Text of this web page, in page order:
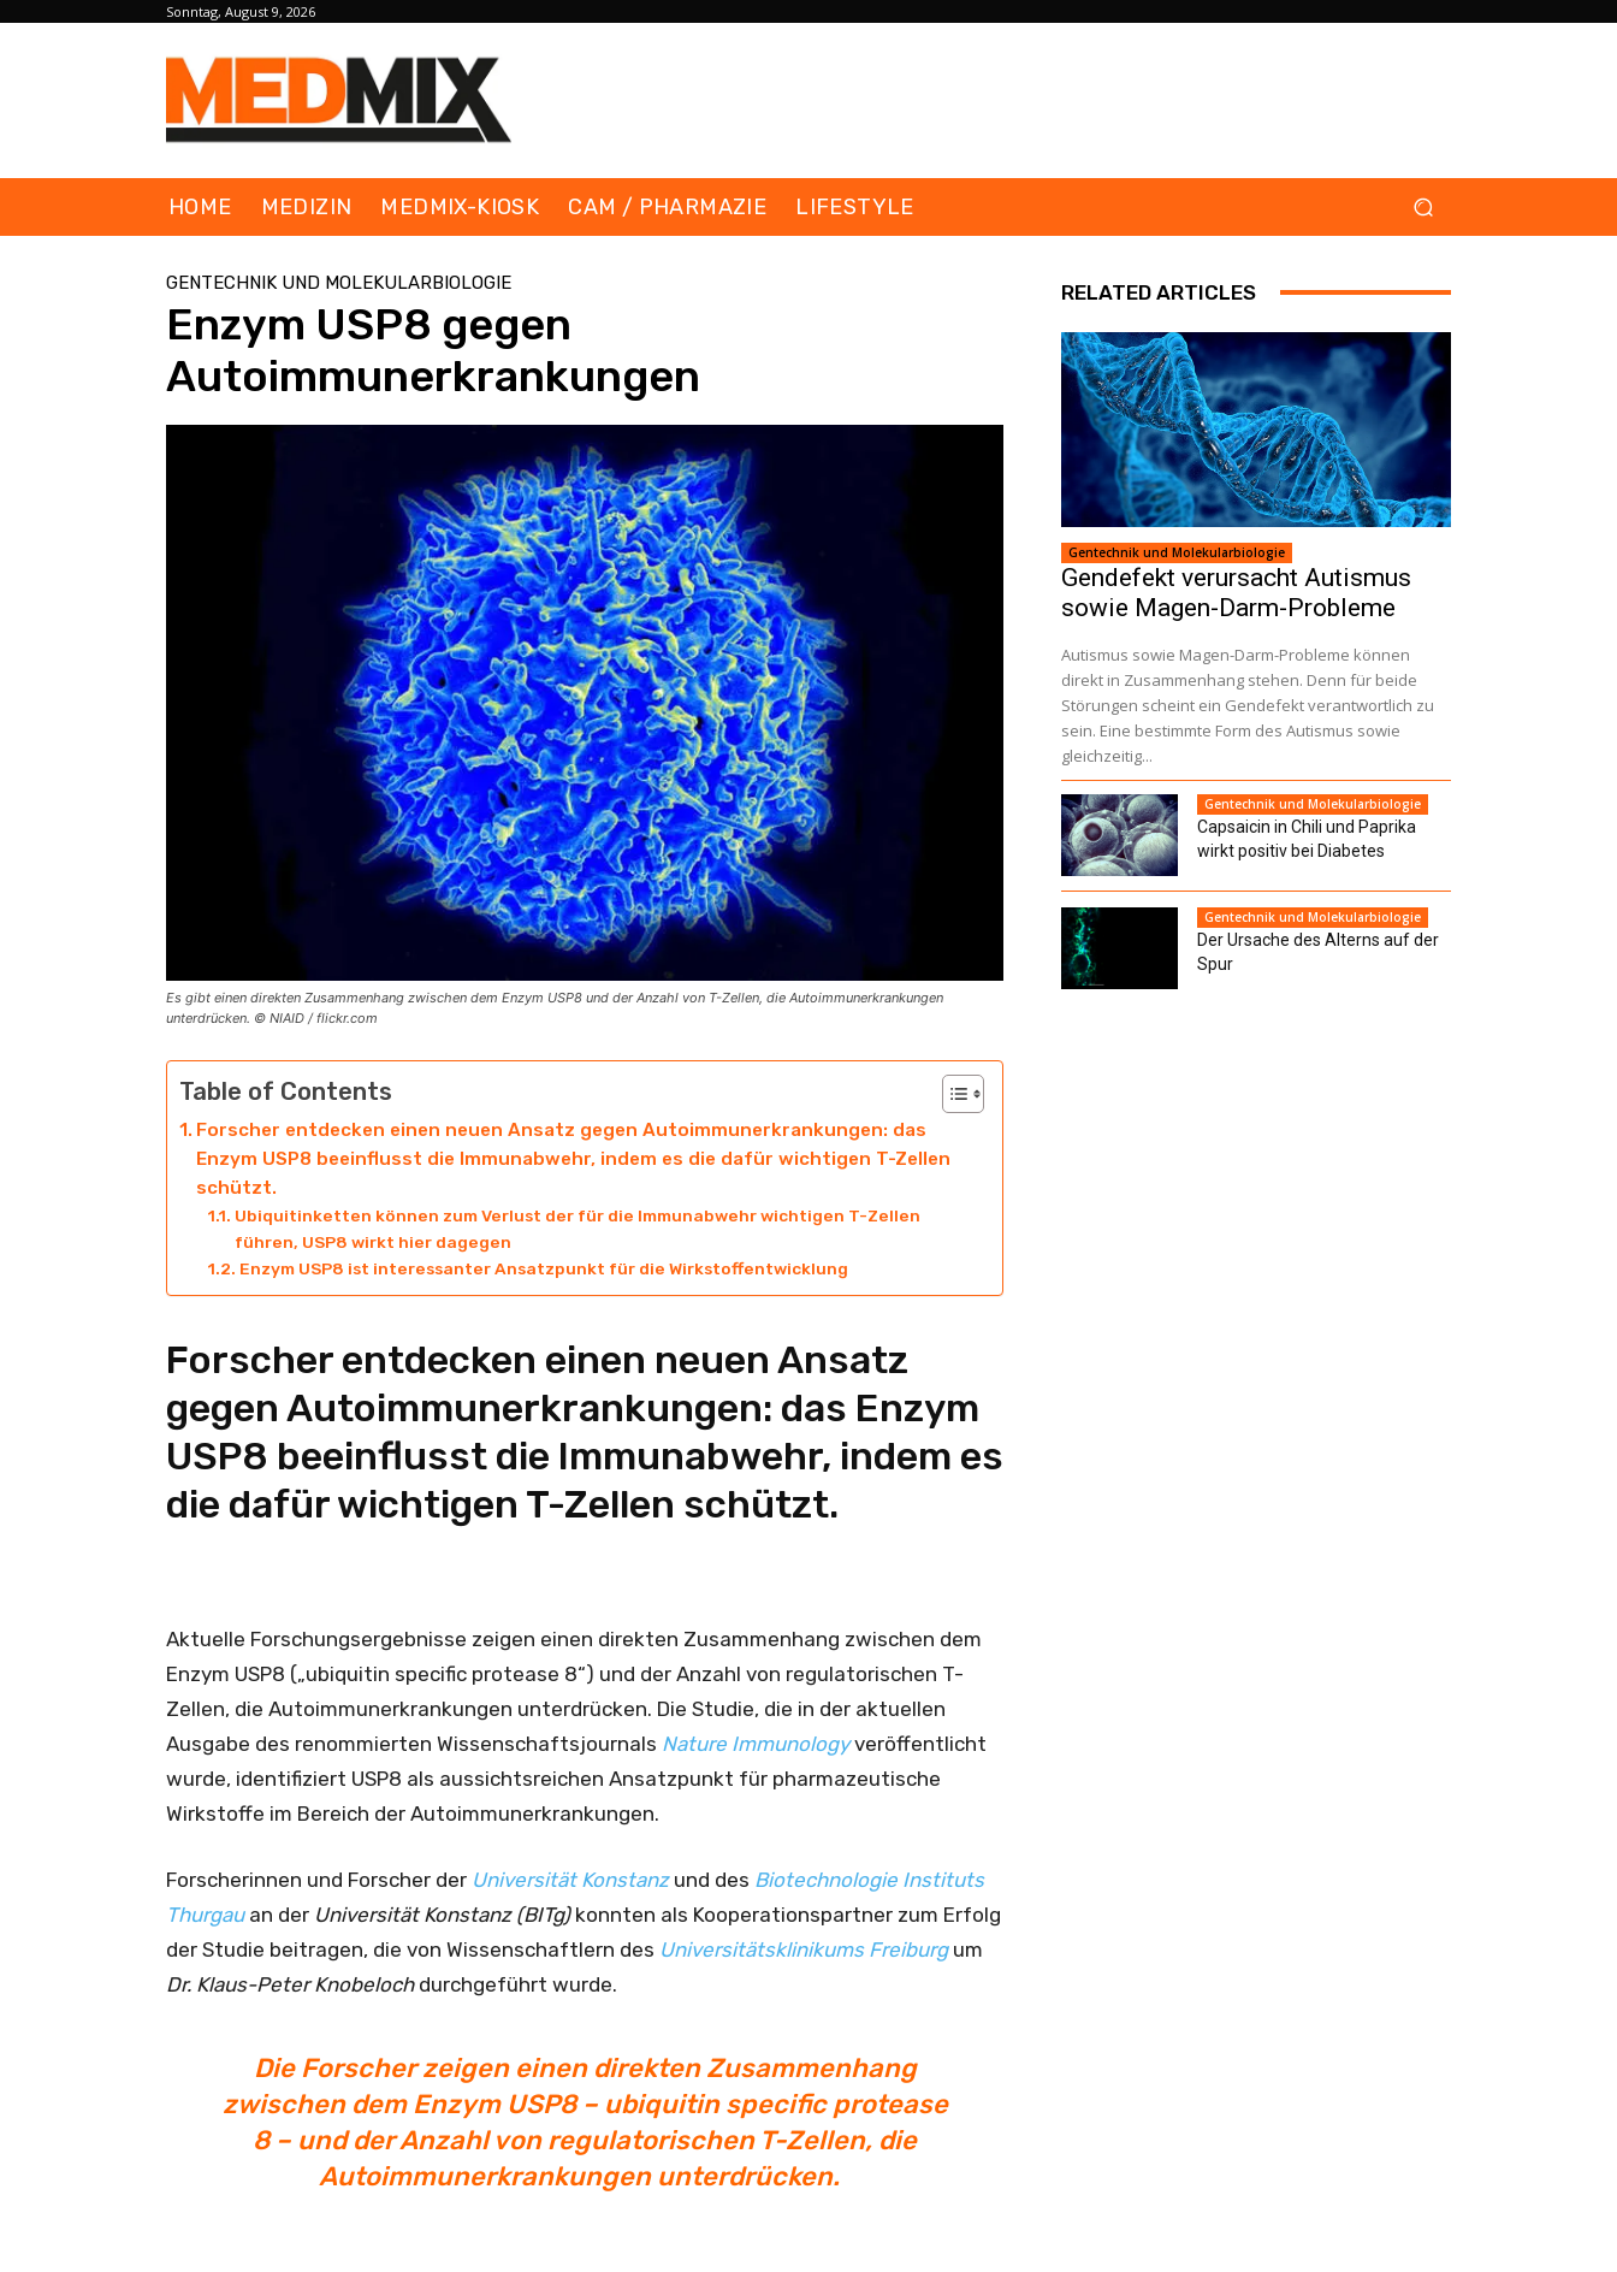
Sonntag, August 9, 2026
HOME MEDIZIN MEDMIX-KIOSK CAM / PHARMAZIE LIFESTYLE
GENTECHNIK UND MOLEKULARBIOLOGIE
Enzym USP8 gegen
Autoimmunerkrankungen
Es gibt einen direkten Zusammenhang zwischen dem Enzym USP8 und der Anzahl von T-Zellen, die Autoimmunerkrankungen
unterdrücken. © NIAID / flickr.com
Table of Contents
Forscher entdecken einen neuen Ansatz gegen Autoimmunerkrankungen: das
Enzym USP8 beeinflusst die Immunabwehr, indem es die dafür wichtigen T-Zellen
schützt.
Ubiquitinketten können zum Verlust der für die Immunabwehr wichtigen T-Zellen
führen, USP8 wirkt hier dagegen
Enzym USP8 ist interessanter Ansatzpunkt für die Wirkstoffentwicklung
Forscher entdecken einen neuen Ansatz
gegen Autoimmunerkrankungen: das Enzym
USP8 beeinflusst die Immunabwehr, indem es
die dafür wichtigen T-Zellen schützt.
Aktuelle Forschungsergebnisse zeigen einen direkten Zusammenhang zwischen dem
Enzym USP8 („ubiquitin specific protease 8“) und der Anzahl von regulatorischen T-
Zellen, die Autoimmunerkrankungen unterdrücken. Die Studie, die in der aktuellen
Ausgabe des renommierten Wissenschaftsjournals Nature Immunologyveröffentlicht
wurde, identifiziert USP8 als aussichtsreichen Ansatzpunkt für pharmazeutische
Wirkstoffe im Bereich der Autoimmunerkrankungen.
Forscherinnen und Forscher der Universität Konstanzund des Biotechnologie Instituts
Thurgauan der Universität Konstanz (BITg)konnten als Kooperationspartner zum Erfolg
der Studie beitragen, die von Wissenschaftlern des Universitätsklinikums Freiburgum
Dr. Klaus-Peter Knobelochdurchgeführt wurde.
Die Forscher zeigen einen direkten Zusammenhang
zwischen dem Enzym USP8 – ubiquitin specific protease
8 – und der Anzahl von regulatorischen T-Zellen, die
Autoimmunerkrankungen unterdrücken.
RELATED ARTICLES
Gentechnik und Molekularbiologie
Gendefekt verursacht Autismus
sowie Magen-Darm-Probleme
Autismus sowie Magen-Darm-Probleme können
direkt in Zusammenhang stehen. Denn für beide
Störungen scheint ein Gendefekt verantwortlich zu
sein. Eine bestimmte Form des Autismus sowie
gleichzeitig...
Gentechnik und Molekularbiologie
Capsaicin in Chili und Paprika
wirkt positiv bei Diabetes
Gentechnik und Molekularbiologie
Der Ursache des Alterns auf der
Spur